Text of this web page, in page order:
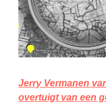
Jerry Vermanen
overtuigt van een